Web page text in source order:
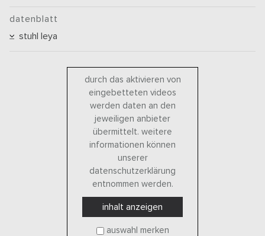
datenblatt
stuhl leya
durch das aktivieren von
eingebetteten videos
werden daten an den
jeweiligen anbieter
übermittelt. weitere
informationen können
unserer
datenschutzerklärung
entnommen werden.
inhalt anzeigen
auswahl merken